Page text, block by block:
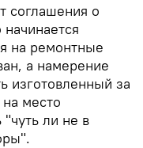
соглашения о
на ремонтные
а намерение
изготовленный за
место
ли не в